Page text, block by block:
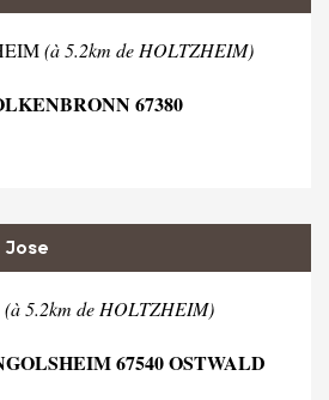
(à 5.2km de HOLTZHEIM)
67380
(à 5.2km de HOLTZHEIM)
67540 OSTWALD